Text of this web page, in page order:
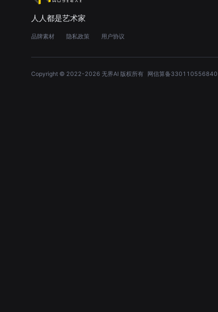
人人都是艺术家
品牌素材 隐私政策 用户协议
Copyright © 2022-2026 无界AI 版权所有 网信算备